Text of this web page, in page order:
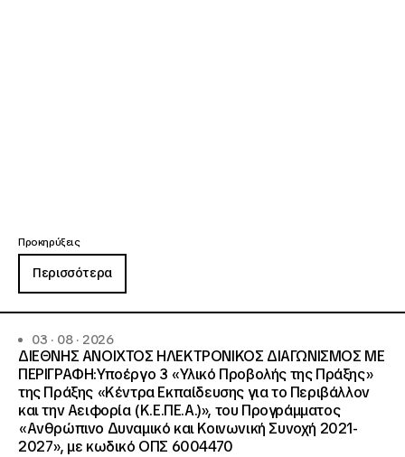
Προκηρύξεις
Περισσότερα
03 · 08 · 2026
ΔΙΕΘΝΗΣ ΑΝΟΙΧΤΟΣ ΗΛΕΚΤΡΟΝΙΚΟΣ ΔΙΑΓΩΝΙΣΜΟΣ ΜΕ
ΠΕΡΙΓΡΑΦΗ:Υποέργο 3 «Υλικό Προβολής της Πράξης»
της Πράξης «Κέντρα Εκπαίδευσης για το Περιβάλλον
και την Αειφορία (Κ.Ε.ΠΕ.Α.)», του Προγράμματος
«Ανθρώπινο Δυναμικό και Κοινωνική Συνοχή 2021-
2027», με κωδικό ΟΠΣ 6004470